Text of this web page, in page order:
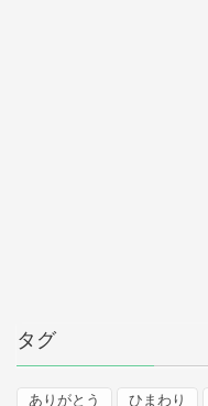
タグ
ありがとう ひまわり